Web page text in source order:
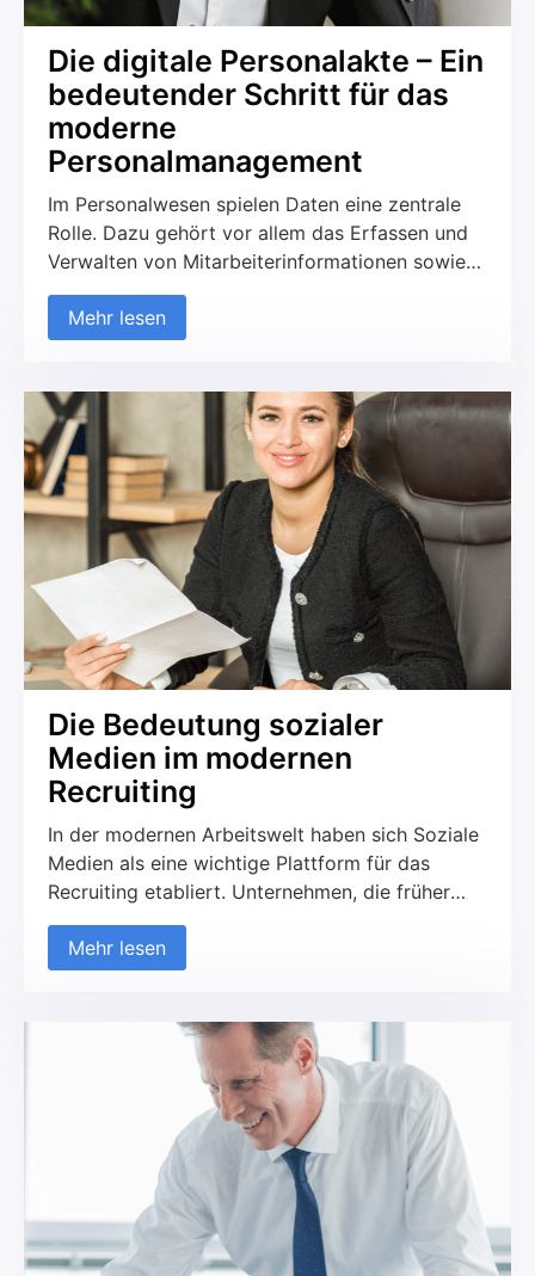
Die digitale Personalakte – Ein
bedeutender Schritt für das
moderne
Personalmanagement
Im Personalwesen spielen Daten eine zentrale
Rolle. Dazu gehört vor allem das Erfassen und
Verwalten von Mitarbeiterinformationen sowie
der Austausch von Dokumenten. Über die Zeit
sammelt sich dabei eine beträchtliche Menge an
Unterlagen, die oft in Aktenordnern und
unübersichtlich, sondern verschwendet auch
wertvolle Ressourcen wie Papier, Platz, Zeit und
Geld.
Mehr lesen
Die Bedeutung sozialer
Medien im modernen
Recruiting
In der modernen Arbeitswelt haben sich Soziale
Medien als eine wichtige Plattform für das
Recruiting etabliert. Unternehmen, die früher
ausschließlich auf traditionelle Kanäle wie
Jobportale und Printmedien gesetzt haben,
nutzen zunehmend soziale Netzwerke, um neue
Kandidaten in Kontakt zu treten. Diese
Entwicklung betrifft sowohl den B2C- als auch
den B2B-Bereich. Aber was macht das
Recruiting über Soziale Medien so erfolgreich
und worauf sollte geachtet werden?
Mehr lesen